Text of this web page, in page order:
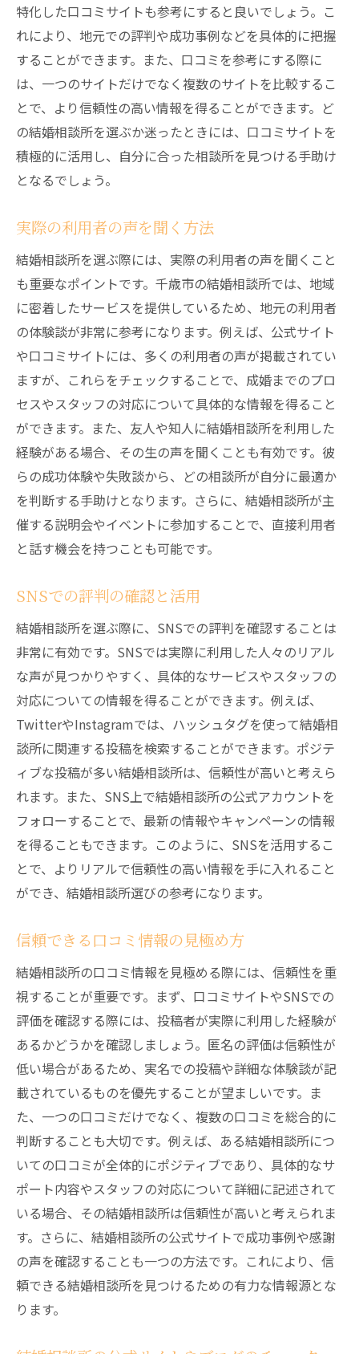
特化した口コミサイトも参考にすると良いでしょう。こ
れにより、地元での評判や成功事例などを具体的に把握
することができます。また、口コミを参考にする際に
は、一つのサイトだけでなく複数のサイトを比較するこ
とで、より信頼性の高い情報を得ることができます。ど
の結婚相談所を選ぶか迷ったときには、口コミサイトを
積極的に活用し、自分に合った相談所を見つける手助け
となるでしょう。
実際の利用者の声を聞く方法
結婚相談所を選ぶ際には、実際の利用者の声を聞くこと
も重要なポイントです。千歳市の結婚相談所では、地域
に密着したサービスを提供しているため、地元の利用者
の体験談が非常に参考になります。例えば、公式サイト
や口コミサイトには、多くの利用者の声が掲載されてい
ますが、これらをチェックすることで、成婚までのプロ
セスやスタッフの対応について具体的な情報を得ること
ができます。また、友人や知人に結婚相談所を利用した
経験がある場合、その生の声を聞くことも有効です。彼
らの成功体験や失敗談から、どの相談所が自分に最適か
を判断する手助けとなります。さらに、結婚相談所が主
催する説明会やイベントに参加することで、直接利用者
と話す機会を持つことも可能です。
SNSでの評判の確認と活用
結婚相談所を選ぶ際に、SNSでの評判を確認することは
非常に有効です。SNSでは実際に利用した人々のリアル
な声が見つかりやすく、具体的なサービスやスタッフの
対応についての情報を得ることができます。例えば、
TwitterやInstagramでは、ハッシュタグを使って結婚相
談所に関連する投稿を検索することができます。ポジテ
ィブな投稿が多い結婚相談所は、信頼性が高いと考えら
れます。また、SNS上で結婚相談所の公式アカウントを
フォローすることで、最新の情報やキャンペーンの情報
を得ることもできます。このように、SNSを活用するこ
とで、よりリアルで信頼性の高い情報を手に入れること
ができ、結婚相談所選びの参考になります。
信頼できる口コミ情報の見極め方
結婚相談所の口コミ情報を見極める際には、信頼性を重
視することが重要です。まず、口コミサイトやSNSでの
評価を確認する際には、投稿者が実際に利用した経験が
あるかどうかを確認しましょう。匿名の評価は信頼性が
低い場合があるため、実名での投稿や詳細な体験談が記
載されているものを優先することが望ましいです。ま
た、一つの口コミだけでなく、複数の口コミを総合的に
判断することも大切です。例えば、ある結婚相談所につ
いての口コミが全体的にポジティブであり、具体的なサ
ポート内容やスタッフの対応について詳細に記述されて
いる場合、その結婚相談所は信頼性が高いと考えられま
す。さらに、結婚相談所の公式サイトで成功事例や感謝
の声を確認することも一つの方法です。これにより、信
頼できる結婚相談所を見つけるための有力な情報源とな
ります。